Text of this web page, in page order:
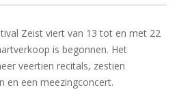
Zeist viert van 13 tot en met 22
is begonnen. Het
veertien recitals, zestien
en een meezingconcert.